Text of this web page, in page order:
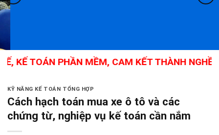
TOÁN PHẦN MỀM, CAM KẾT THÀNH NGHỀ
KỸ NĂNG KẾ TOÁN TỔNG HỢP
Cách hạch toán mua xe ô tô và các
chứng từ, nghiệp vụ kế toán cần nắm